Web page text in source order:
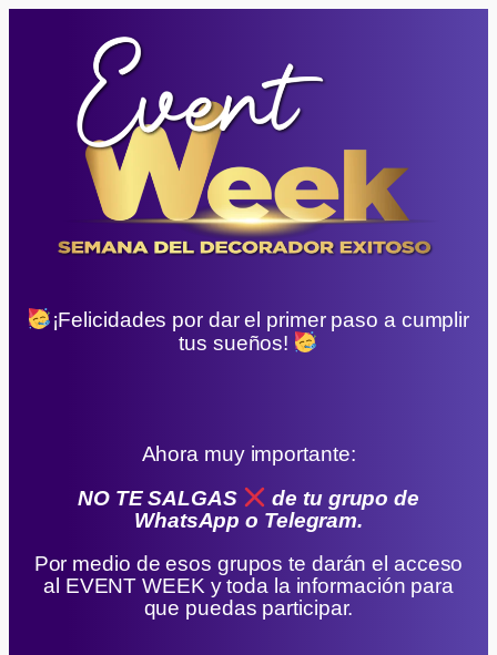
¡Felicidades por dar el primer paso a cumplir
tus sueños!
Ahora muy importante:
NO TE SALGAS
de tu grupo de
WhatsApp o Telegram.
Por medio de esos grupos te darán el acceso
al EVENT WEEK y toda la información para
que puedas participar.